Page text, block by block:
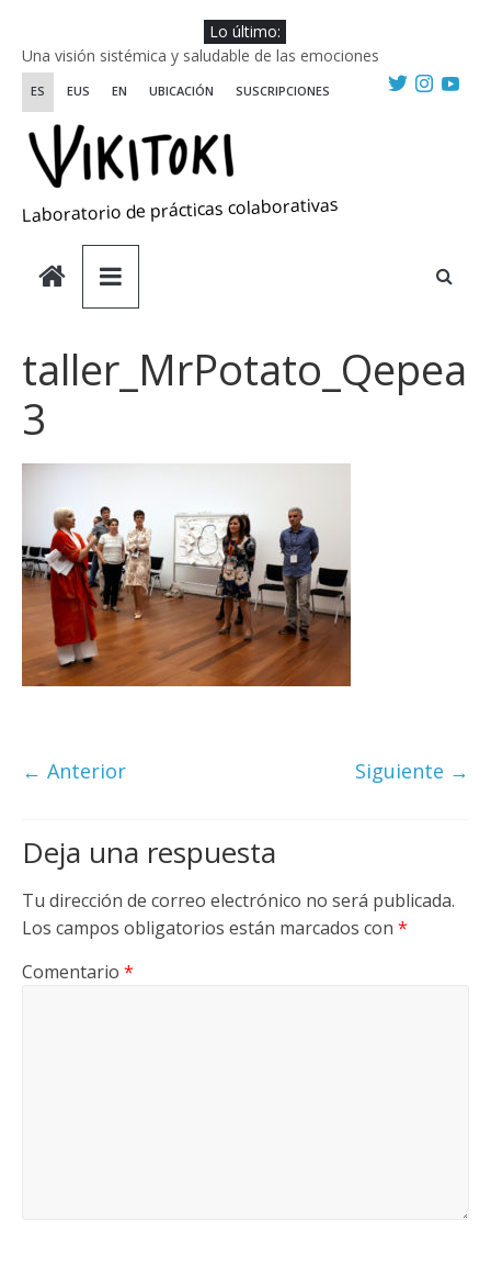
contenido
Lo último:
Una visión sistémica y saludable de las emociones
Investigando y haciendo desde-con las artes
WIKIRIKI ::: Convocatoria de residencias de investigación y
creación 2025
Escuela de Prácticas Transformadoras
ES EUS EN UBICACIÓN SUSCRIPCIONES
Laboratorio de prácticas colaborativas
taller_MrPotato_Qepea
3
← Anterior Siguiente →
Deja una respuesta
Tu dirección de correo electrónico no será publicada.
Los campos obligatorios están marcados con *
Comentario *